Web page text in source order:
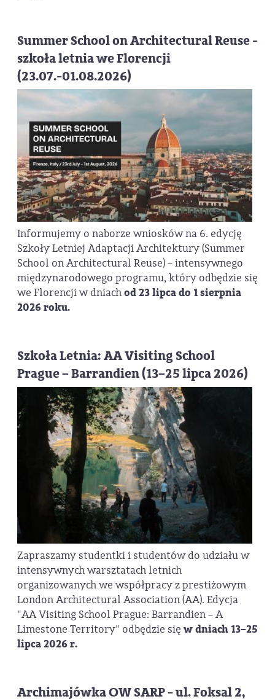
Summer School on Architectural Reuse -
szkoła letnia we Florencji
(23.07.-01.08.2026)
Informujemy o naborze wniosków na 6. edycję
Szkoły Letniej Adaptacji Architektury (Summer
School on Architectural Reuse) – intensywnego
międzynarodowego programu, który odbędzie się
we Florencji w dniachod 23 lipca do 1 sierpnia
2026 roku.
Szkoła Letnia: AA Visiting School
Prague – Barrandien (13–25 lipca 2026)
Zapraszamy studentki i studentów do udziału w
intensywnych warsztatach letnich
organizowanych we współpracy z prestiżowym
London Architectural Association (AA). Edycja
"AA Visiting School Prague: Barrandien – A
Limestone Territory" odbędzie sięw dniach 13–25
lipca 2026 r.
Archimajówka OW SARP - ul. Foksal 2,